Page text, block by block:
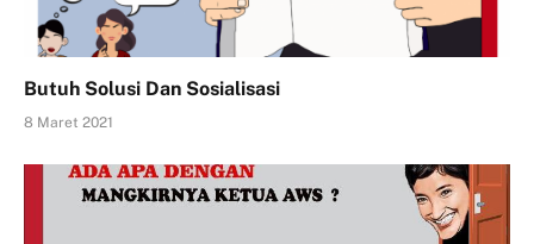
Butuh Solusi Dan Sosialisasi
8 Maret 2021